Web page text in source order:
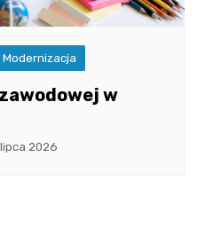
Modernizacja
w
2026